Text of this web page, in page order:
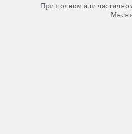
При полном или частичном